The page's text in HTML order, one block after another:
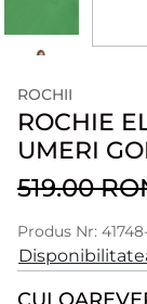
ROCHII
ROCHIE
UMERI
519.00
Produs Nr: